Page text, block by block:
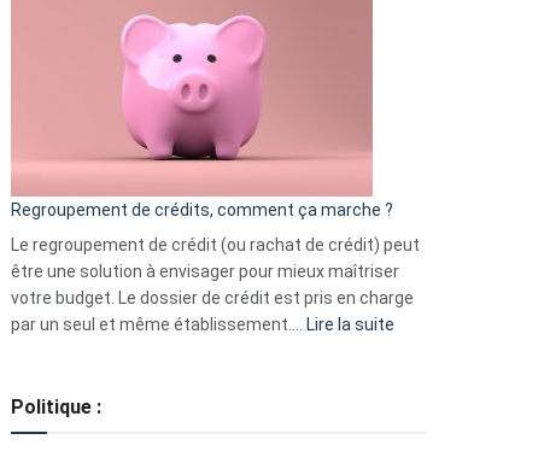
en
pour
début
2023
Regroupement de crédits, comment ça marche ?
Le regroupement de crédit (ou rachat de crédit) peut
être une solution à envisager pour mieux maîtriser
votre budget. Le dossier de crédit est pris en charge
par un seul et même établissement.…
Lire la suite
Politique :